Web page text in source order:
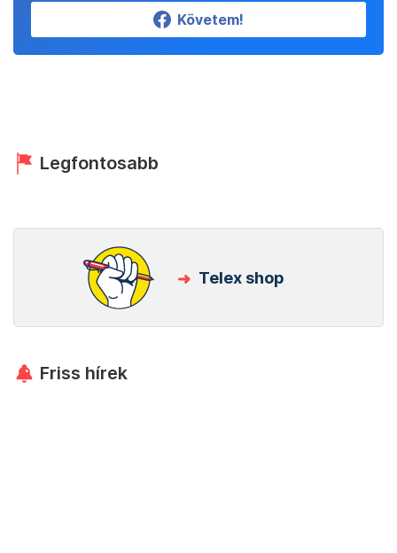
Követem!
Legfontosabb
Telex shop
Friss hírek